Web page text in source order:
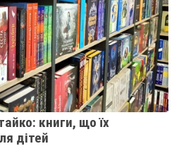
книги, що їх
дітей